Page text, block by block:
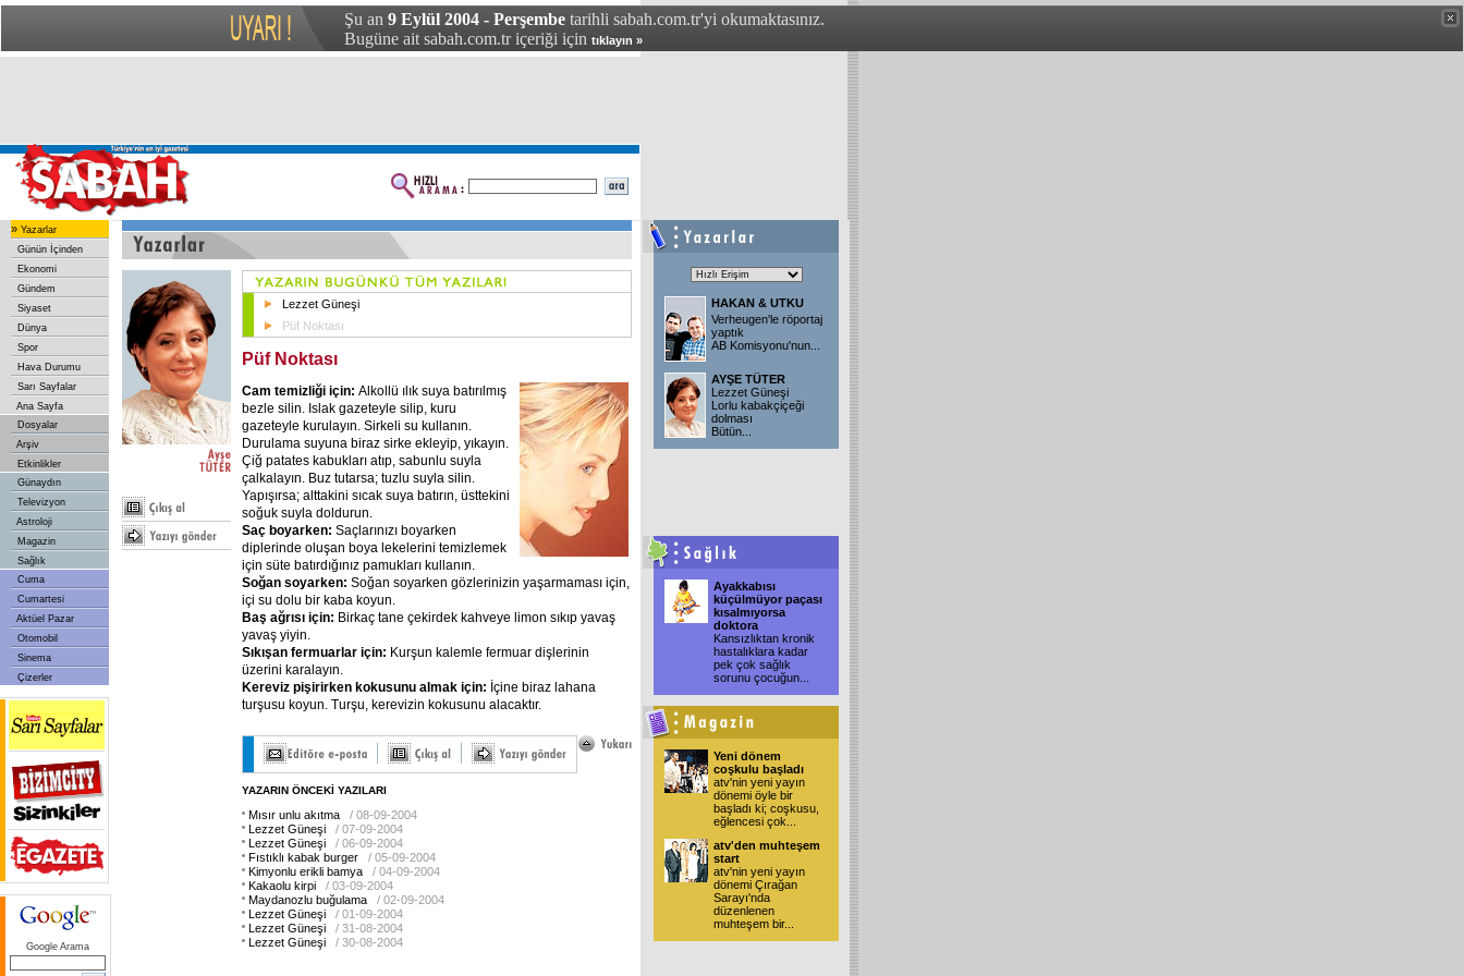
Şu an 9 Eylül 2004 - Perşembe tarihli sabah.com.tr'yi okumaktasınız.
Bugüne ait sabah.com.tr içeriği için tıklayın »
» Yazarlar
Günün İçinden
Ekonomi
Gündem
Siyaset
Dünya
Spor
Hava Durumu
Sarı Sayfalar
Ana Sayfa
Dosyalar
Arşiv
Etkinlikler
Günaydın
Televizyon
Astroloji
Magazin
Sağlık
Cuma
Cumartesi
Aktüel Pazar
Otomobil
Sinema
Çizerler
Google Arama
Lezzet Güneşi
Püf Noktası
Püf Noktası
Cam temizliği için: Alkollü ılık suya batırılmış
bezle silin. Islak gazeteyle silip, kuru
gazeteyle kurulayın. Sirkeli su kullanın.
Durulama suyuna biraz sirke ekleyip, yıkayın.
Çiğ patates kabukları atıp, sabunlu suyla
çalkalayın. Buz tutarsa; tuzlu suyla silin.
Yapışırsa; alttakini sıcak suya batırın, üsttekini
soğuk suyla doldurun.
Saç boyarken: Saçlarınızı boyarken
diplerinde oluşan boya lekelerini temizlemek
için süte batırdığınız pamukları kullanın.
Soğan soyarken: Soğan soyarken gözlerinizin yaşarmaması için,
içi su dolu bir kaba koyun.
Baş ağrısı için: Birkaç tane çekirdek kahveye limon sıkıp yavaş
yavaş yiyin.
Sıkışan fermuarlar için: Kurşun kalemle fermuar dişlerinin
üzerini karalayın.
Kereviz pişirirken kokusunu almak için: İçine biraz lahana
turşusu koyun. Turşu, kerevizin kokusunu alacaktır.
YAZARIN ÖNCEKİ YAZILARI
Mısır unlu akıtma
/ 08-09-2004
Lezzet Güneşi
/ 07-09-2004
Lezzet Güneşi
/ 06-09-2004
Fıstıklı kabak burger
/ 05-09-2004
Kimyonlu erikli bamya
/ 04-09-2004
Kakaolu kirpi
/ 03-09-2004
Maydanozlu buğulama
/ 02-09-2004
Lezzet Güneşi
/ 01-09-2004
Lezzet Güneşi
/ 31-08-2004
Lezzet Güneşi
/ 30-08-2004
HAKAN & UTKU
Verheugen'le röportaj
yaptık
AB Komisyonu'nun
AYŞE TÜTER
Lezzet Güneşi
Lorlu kabakçiçeği
dolması
Bütün
Ayakkabısı
küçülmüyor paçası
kısalmıyorsa
doktora
Kansızlıktan kronik
hastalıklara kadar
pek çok sağlık
sorunu çocuğun
Yeni dönem
coşkulu başladı
atv'nin yeni yayın
dönemi öyle bir
başladı ki; coşkusu,
eğlencesi çok
atv'den muhteşem
start
atv'nin yeni yayın
dönemi Çırağan
Sarayı'nda
düzenlenen
muhteşem bir...